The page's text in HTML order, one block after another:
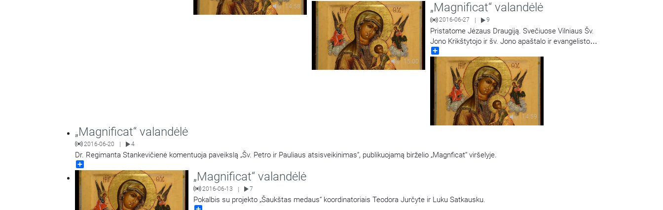
14:58
15:00
„Magnificat“ valandėlė
2016-06-27 9
Pristatome Jėzaus Draugiją. Svečiuose Vilniaus Šv.
Jono Krikštytojo ir šv. Jono apaštalo ir evangelisto
bažnyčios vicerekt. kun. Antanas Saulaitis SJ.
14:59
„Magnificat“ valandėlė
2016-06-20 4
Dr. Regimanta Stankevičienė komentuoja paveikslą „Šv. Petro ir Pauliaus atsisveikinimas“, publikuojamą birželio „Magnficat“ viršelyje.
„Magnificat“ valandėlė
2016-06-13 | 7
Pokalbis su projekto „Šaukštas medaus“ koordinatoriais Teodora Jurčyte ir Luku Satkausku.